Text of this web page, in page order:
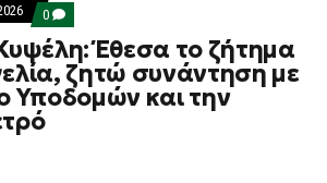
0 COMMENTS
ON
ΔΟΎΚΑΣ
ΓΙΑ
ΚΥΨΈΛΗ:
ΈΘΕΣΑ
ΤΟ
Έθεσα το ζήτημα
ζητώ συνάντηση με
Υποδομών και την